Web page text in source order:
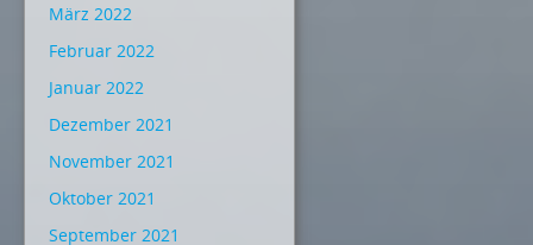
März 2022
Februar 2022
Januar 2022
Dezember 2021
November 2021
Oktober 2021
September 2021